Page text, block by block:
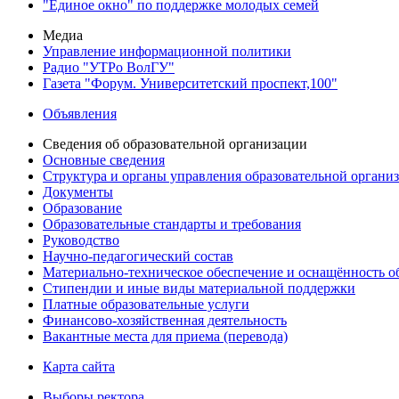
"Единое окно" по поддержке молодых семей
Медиа
Управление информационной политики
Радио "УТРо ВолГУ"
Газета "Форум. Университетский проспект,100"
Объявления
Сведения об образовательной организации
Основные сведения
Структура и органы управления образовательной
Документы
Образование
Образовательные стандарты и требования
Руководство
Научно-педагогический состав
Материально-техническое обеспечение и оснащённость
Стипендии и иные виды материальной поддержки
Платные образовательные услуги
Финансово-хозяйственная деятельность
Вакантные места для приема (перевода)
Карта сайта